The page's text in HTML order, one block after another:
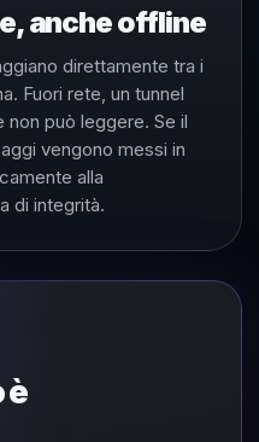
anche offline
direttamente tra i
Fuori rete, un tunnel
può leggere. Se il
vengono messi in
alla
di integrità.
è